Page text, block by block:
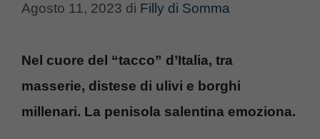
Agosto 11, 2023 di Filly di Somma
Nel cuore del “tacco” d’Italia, tra
masserie, distese di ulivi e borghi
millenari. La penisola salentina emoziona.